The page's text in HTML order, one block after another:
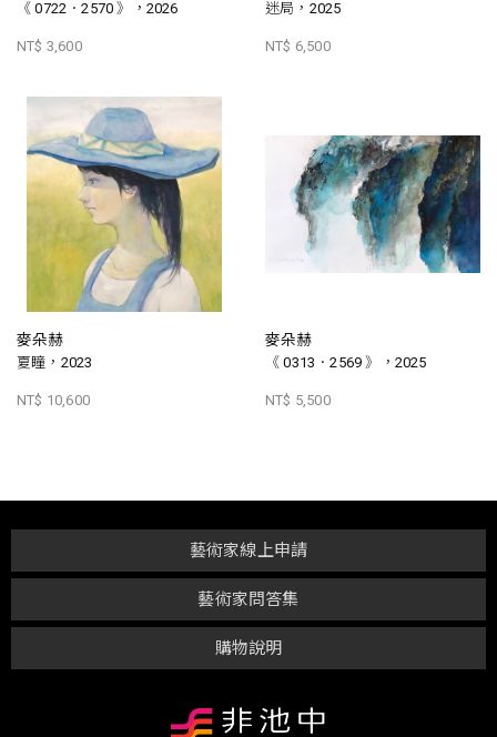
《 0722．2570 》，2026
NT$ 3,600
迷局，2025
NT$ 6,500
麥朵赫
夏瞳，2023
NT$ 10,600
麥朵赫
《 0313．2569 》，2025
NT$ 5,500
購物說明
藝術家問答集
藝術家線上申請